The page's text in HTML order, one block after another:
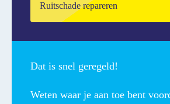
Ruitschade repareren
Dat is snel geregeld!
Weten waar je aan toe bent